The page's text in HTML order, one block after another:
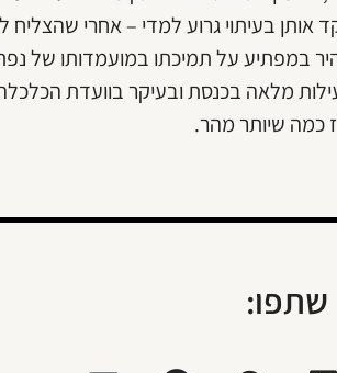
אותן בעיתוי גרוע למדי – אחרי שהצליח
במפתיע על תמיכתו במועמדותו של
מלאה בכנסת ובעיקר בוועדת
כמה שיותר מהר.
שתפו: